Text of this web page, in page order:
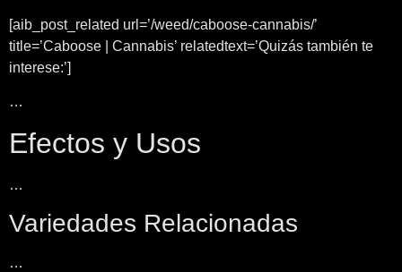
[aib_post_related url=’/weed/caboose-cannabis/’
title=’Caboose | Cannabis’ relatedtext=’Quizás también te
interese:’]
…
Efectos y Usos
…
Variedades Relacionadas
…